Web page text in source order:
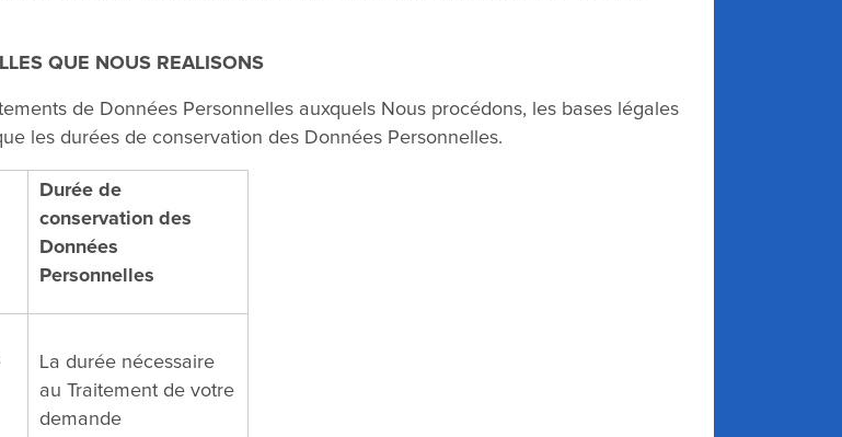
QUE NOUS REALISONS
de Données Personnelles auxquels Nous procédons, les bases légales
les durées de conservation des Données Personnelles.
Durée de
conservation des
Données
Personnelles
La durée nécessaire
au Traitement de votre
demande